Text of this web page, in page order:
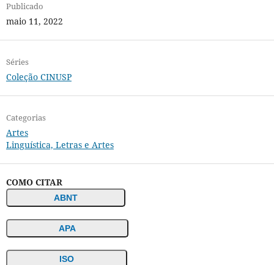
Publicado
maio 11, 2022
Séries
Coleção CINUSP
Categorias
Artes
Linguística, Letras e Artes
COMO CITAR
ABNT
APA
ISO